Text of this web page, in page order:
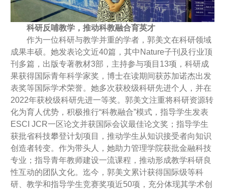
科研反哺教学，推动科教融合育英才
作为一位科研与教学并重的学者，郭美文在科研领域
成果丰硕。她发表论文近40篇，其中Nature子刊及行业顶
刊多篇，出版专著教材3部，主持参与项目13项，科研成
果获得国际青年科学家奖，博士在读期间获苏加诺杰出发
表奖等国际学术荣誉。她多次获校级科研先进个人，并在
2022年获校级科研先进一等奖。郭美文注重将科研资源转
化为育人优势，积极推行“科教融合”模式，指导学生发表
ESCI JCR一区论文并获国际会议最佳论文奖；指导学生
获批省科技攀登计划项目，推动学生从知识接受者向知识
创造者转变。作为带头人，她助力管理学院获批金融科技
专业；指导青年教师建设一流课程，推动形成教学科研良
性互动的团队文化。迄今，郭美文累计获得国际级等科
研、教学和指导学生竞赛奖项近50项，充分体现其学术创